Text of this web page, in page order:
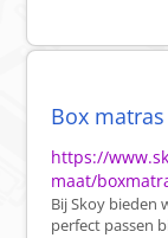
Box
https://
maat/
Bij Skoy bieden
perfect passen